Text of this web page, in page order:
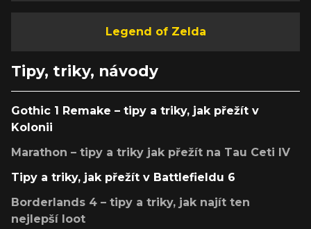
Legend of Zelda
Tipy, triky, návody
Gothic 1 Remake – tipy a triky, jak přežít v
Kolonii
Marathon – tipy a triky jak přežít na Tau Ceti IV
Tipy a triky, jak přežít v Battlefieldu 6
Borderlands 4 – tipy a triky, jak najít ten
nejlepší loot